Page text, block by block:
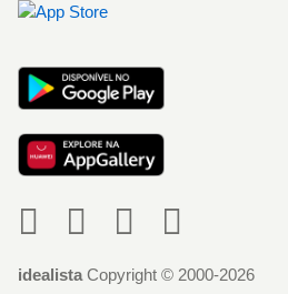
idealista Copyright © 2000-2026